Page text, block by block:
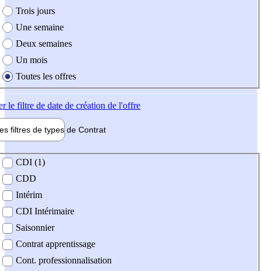
Trois jours
Une semaine
Deux semaines
Un mois
Toutes les offres
le filtre de date de création de l'offre
filtres de types de Contrat
contrat
CDI (1)
CDD
Intérim
CDI Intérimaire
Saisonnier
Contrat apprentissage
Cont. professionnalisation